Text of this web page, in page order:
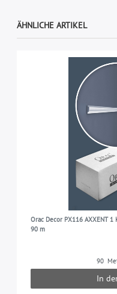
ÄHNLICHE ARTIKEL
Orac Decor PX116 AXXENT
90 m
90
In